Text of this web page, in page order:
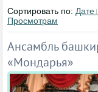
Сортировать по: Дате
Просмотрам
Ансамбль
«Мондарья»